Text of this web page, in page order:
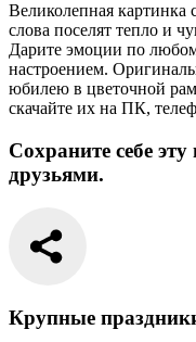
Великолепная картинка
слова поселят тепло и
Дарите эмоции по
настроением.
юбилею в цветочной
скачайте их на ПК,
Сохраните себе
друзьями.
Крупные